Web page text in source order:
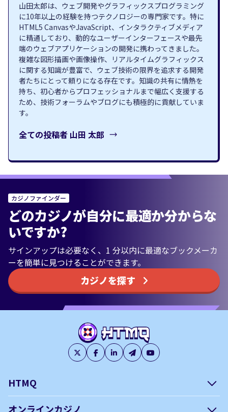
山田太郎は、ウェブ開発やグラフィックスプログラミング
に10年以上の経験を持つテクノロジーの専門家です。特に
HTML5 CanvasやJavaScript、インタラクティブメディア
に精通しており、動的なユーザーインターフェースや最先
端のウェブアプリケーションの開発に携わってきました。
複雑な図形描画や画像操作、リアルタイムグラフィックス
に関する知識が豊富で、ウェブ技術の限界を追求する開発
者たちにとって頼りになる存在です。知識の共有に情熱を
持ち、初心者からプロフェッショナルまで幅広く支援する
ため、技術フォーラムやブログにも積極的に貢献していま
す。
全ての投稿者 山田 太郎
カジノファインダー
どのカジノが自分に最適か分からな
いですか?
サインアップは必要なく、1 分以内に最適なブックメーカ
ーを簡単に見つけることができます。
カジノを探す
HTMQ
オンラインカジノ